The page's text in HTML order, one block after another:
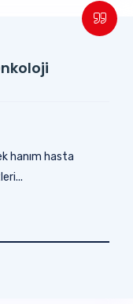
hanım hasta